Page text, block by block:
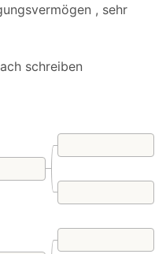
, sehr
schreiben